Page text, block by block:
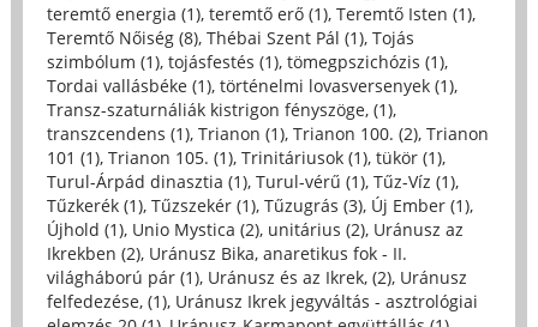
teremtő energia (1), teremtő erő (1), Teremtő Isten (1),
Teremtő Nőiség (8), Thébai Szent Pál (1), Tojás
szimbólum (1), tojásfestés (1), tömegpszichózis (1),
Tordai vallásbéke (1), történelmi lovasversenyek (1),
Transz-szaturnáliák kistrigon fényszöge, (1),
transzcendens (1), Trianon (1), Trianon 100. (2), Trianon
101 (1), Trianon 105. (1), Trinitáriusok (1), tükör (1),
Turul-Árpád dinasztia (1), Turul-vérű (1), Tűz-Víz (1),
Tűzkerék (1), Tűzszekér (1), Tűzugrás (3), Új Ember (1),
Újhold (1), Unio Mystica (2), unitárius (2), Uránusz az
Ikrekben (2), Uránusz Bika, anaretikus fok - II.
világháború pár (1), Uránusz és az Ikrek, (2), Uránusz
felfedezése, (1), Uránusz Ikrek jegyváltás - asztrológiai